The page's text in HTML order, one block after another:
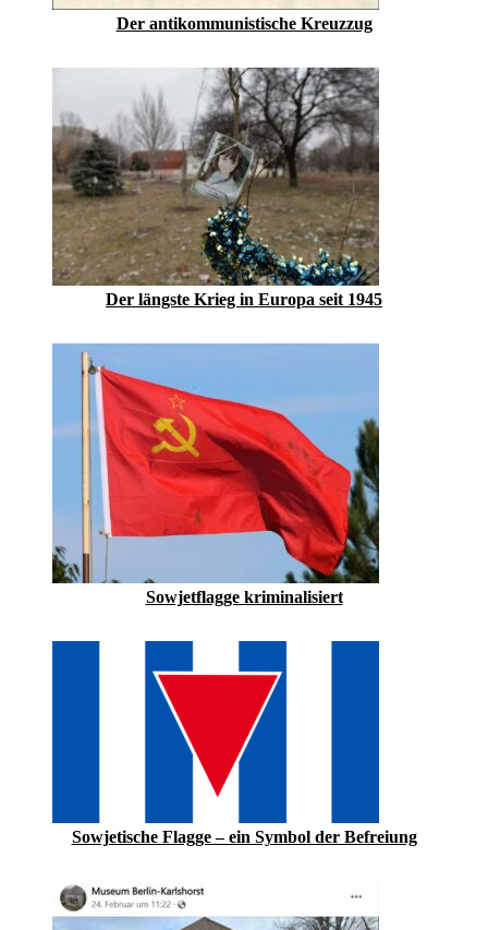
Der antikommunistische Kreuzzug
Der längste Krieg in Europa seit 1945
Sowjetflagge ­kriminalisiert
Sowjetische Flagge – ein Symbol der Befreiung